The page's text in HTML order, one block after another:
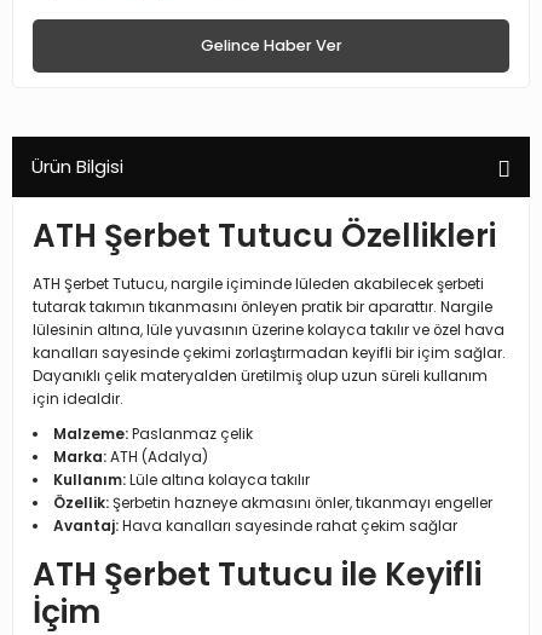
Gelince Haber Ver
Ürün Bilgisi
ATH Şerbet Tutucu Özellikleri
ATH Şerbet Tutucu, nargile içiminde lüleden akabilecek şerbeti
tutarak takımın tıkanmasını önleyen pratik bir aparattır. Nargile
lülesinin altına, lüle yuvasının üzerine kolayca takılır ve özel hava
kanalları sayesinde çekimi zorlaştırmadan keyifli bir içim sağlar.
Dayanıklı çelik materyalden üretilmiş olup uzun süreli kullanım
için idealdir.
Malzeme:Paslanmaz çelik
Marka:ATH (Adalya)
Kullanım:Lüle altına kolayca takılır
Özellik:Şerbetin hazneye akmasını önler, tıkanmayı engeller
Avantaj:Hava kanalları sayesinde rahat çekim sağlar
ATH Şerbet Tutucu ile Keyifli
İçim